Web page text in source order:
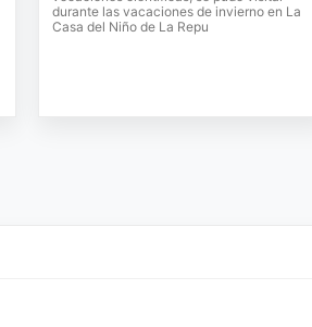
durante las vacaciones de invierno en La
Casa del Niño de La Repu